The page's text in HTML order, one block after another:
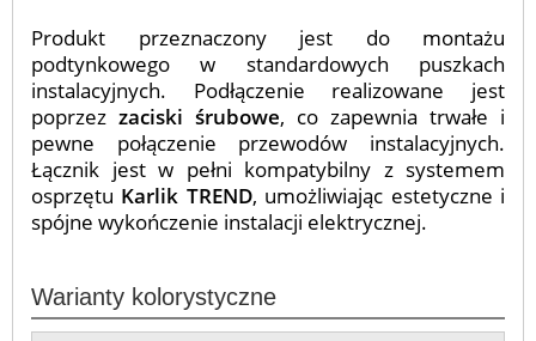
Produkt przeznaczony jest do montażu
podtynkowego w standardowych puszkach
instalacyjnych. Podłączenie realizowane jest
poprzez zaciski śrubowe, co zapewnia trwałe i
pewne połączenie przewodów instalacyjnych.
Łącznik jest w pełni kompatybilny z systemem
osprzętu Karlik TREND, umożliwiając estetyczne i
spójne wykończenie instalacji elektrycznej.
Warianty kolorystyczne